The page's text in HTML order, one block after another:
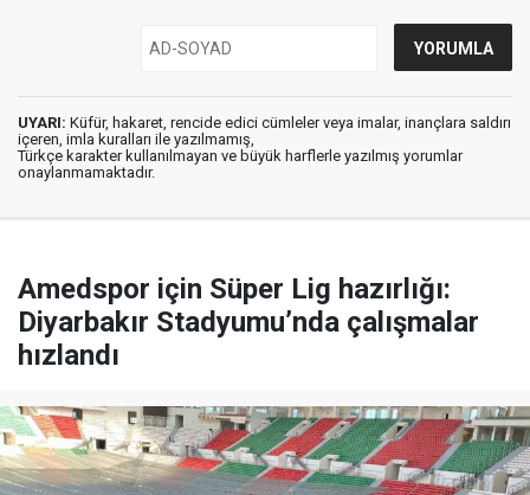
UYARI: Küfür, hakaret, rencide edici cümleler veya imalar, inançlara saldırı
içeren, imla kuralları ile yazılmamış,
Türkçe karakter kullanılmayan ve büyük harflerle yazılmış yorumlar
onaylanmamaktadır.
Amedspor için Süper Lig hazırlığı:
Diyarbakır Stadyumu’nda çalışmalar
hızlandı